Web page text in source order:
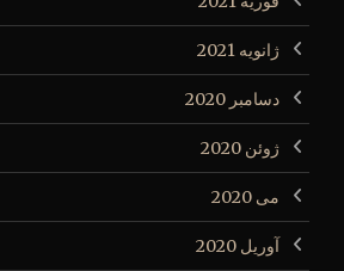
ژانویه 2021
دسامبر 2020
ژوئن 2020
می 2020
آوریل 2020